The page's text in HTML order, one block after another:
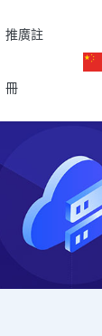
推廣註
冊